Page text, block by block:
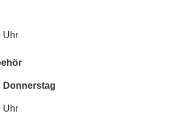
Uhr
Donnerstag
Uhr